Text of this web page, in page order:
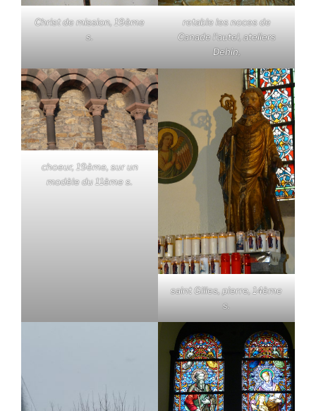
Christ de mission, 19ème
s.
retable les noces de
Canade l'autel, ateliers
Dehin,
choeur, 19ème, sur un
modèle du 11ème s.
saint Gilles, pierre, 14ème
s.